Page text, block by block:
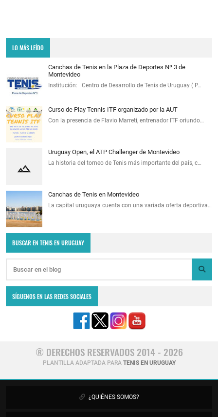
LO MÁS LEÍDO
Canchas de Tenis en la Plaza de Deportes Nº 3 de
Montevideo
Institución: Centro de Desarrollo de Tenis de Uruguay ( P…
Curso de Play Tennis ITF organizado por la AUT
Con la presencia de Flavio Marreti, entrenador ITF oriundo…
Uruguay Open, el ATP Challenger de Montevideo
La historia del torneo de Tenis más importante del país, c…
Canchas de Tenis en Montevideo
La capital uruguaya cuenta con una variada oferta deportiva…
BUSCAR EN TENIS EN URUGUAY
SÍGUENOS EN LAS REDES SOCIALES
® DERECHOS RESERVADOS 2014 - 2026
PLANTILLA ADAPTADA PARA TENIS EN URUGUAY
¿QUIÉNES SOMOS?